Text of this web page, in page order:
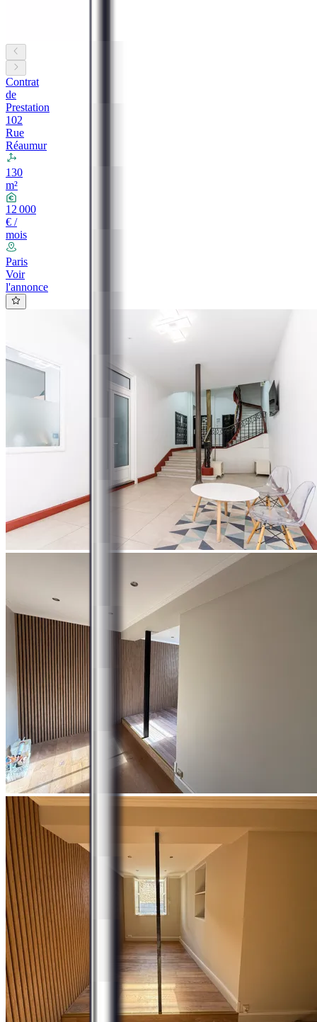
Contrat
de
Prestation
102
Rue
Réaumur
130
m²
12 000
€ /
mois
Paris
Voir
l'annonce